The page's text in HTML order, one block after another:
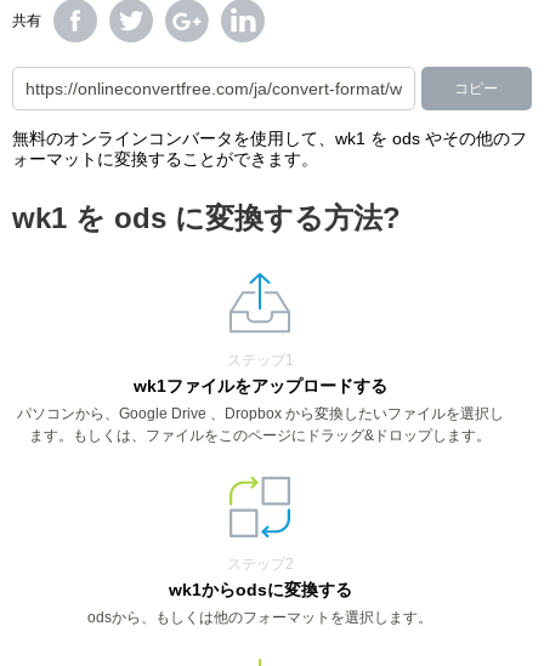
共有
コピー
無料のオンラインコンバータを使用して、wk1 を ods やその他のフ
ォーマットに変換することができます。
wk1 を ods に変換する方法?
ステップ1
wk1ファイルをアップロードする
パソコンから、Google Drive 、Dropbox から変換したいファイルを選択し
ます。もしくは、ファイルをこのページにドラッグ&ドロップします。
ステップ2
wk1からodsに変換する
odsから、もしくは他のフォーマットを選択します。